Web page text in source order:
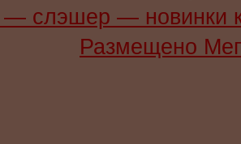
— слэшер —
Размещено